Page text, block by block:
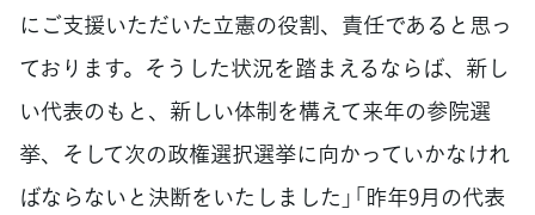
にご支援いただいた立憲の役割、責任であると思っ
ております。そうした状況を踏まえるならば、新し
い代表のもと、新しい体制を構えて来年の参院選
挙、そして次の政権選択選挙に向かっていかなけれ
ばならないと決断をいたしました」「昨年9月の代表